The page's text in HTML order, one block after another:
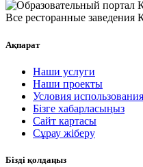
Все ресторанные заведения
Ақпарат
Наши услуги
Наши проекты
Условия использования
Бізге хабарласыңыз
Сайт картасы
Сұрау жіберу
Бізді қолдаңыз